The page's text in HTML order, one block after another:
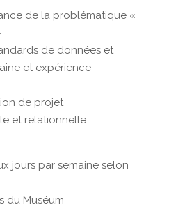
de la problématique «
de données et
et expérience
de projet
et relationnelle
jours par semaine selon
du Muséum